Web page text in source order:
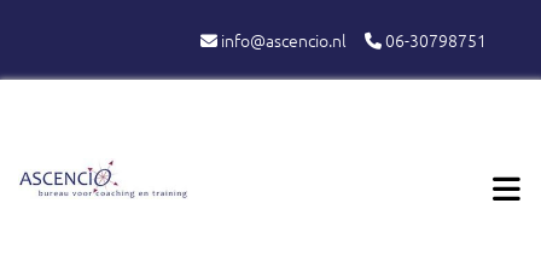
 info@ascencio.nl  06-30798751